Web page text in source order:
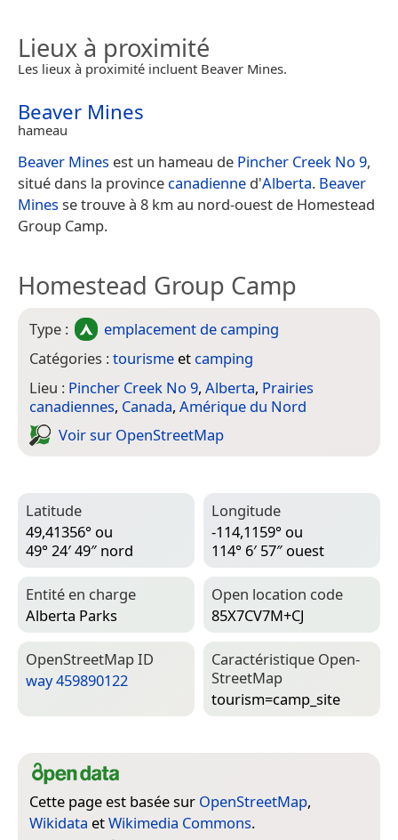
Lieux à proximité
Les lieux à proximité incluent Beaver Mines.
Beaver Mines
hameau
Beaver Mines est un hameau de Pincher Creek No 9,
situé dans la province canadienne d'Alberta. Beaver
Minesse trouve à 8 km au nord-ouest de Homestead
Group Camp.
Homestead Group Camp
Type :
emplacement de camping
Catégories :tourisme et camping
Lieu : Pincher Creek No 9, Alberta, Prairies
canadiennes, Canada, Amérique du Nord
Voir sur Open­Street­Map
Latitude
49,41356° ou
49° 24′ 49″ nord
Longitude
-114,1159° ou
114° 6′ 57″ ouest
Entité en charge
Alberta Parks
Open location code
85X7CV7M+CJ
Open­Street­Map ID
way 459890122
Caractéristique Open­
Street­Map
tourism=­camp_site
Cette page est basée sur OpenStreetMap,
Wikidata etWikimedia Commons.